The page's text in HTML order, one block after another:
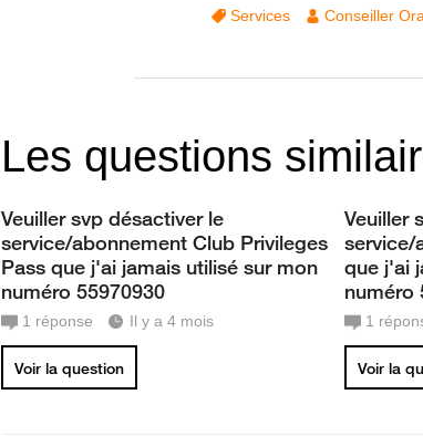
Services
Conseiller
Les questions
Veuiller svp désactiver le
service/abonnement Club Privileges
Pass que j'ai jamais utilisé sur mon
numéro 55970930
1 réponse Il y a 4 mois
Voir la question
Veuiller
service/
que j'ai
numéro
1
Voir la